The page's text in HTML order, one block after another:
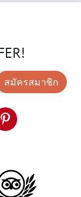
สมัครสมาชิก